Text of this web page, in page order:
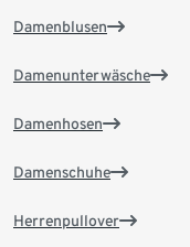
Damenblusen
Damenunterwäsche
Damenhosen
Damenschuhe
Herrenpullover